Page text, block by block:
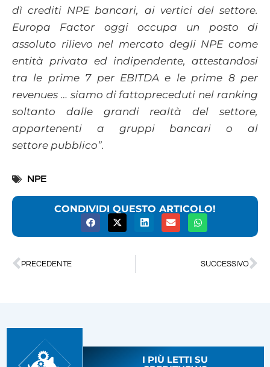
dì crediti NPE bancari, ai vertici del settore.
Europa Factor oggi occupa un posto di
assoluto rilievo nel mercato degli NPE come
entità privata ed indipendente, attestandosi
tra le prime 7 per EBITDA e le prime 8 per
revenues … siamo di fattopreceduti nel ranking
soltanto dalle grandi realtà del settore,
appartenenti a gruppi bancari o al
settore pubblico”.
NPE
CONDIVIDI QUESTO ARTICOLO!
PRECEDENTE SUCCESSIVO
I PIÙ LETTI SU